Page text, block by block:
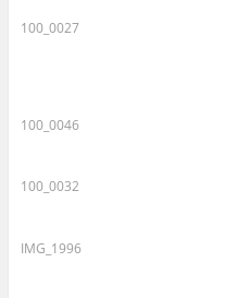
100_0027
100_0046
100_0032
IMG_1996